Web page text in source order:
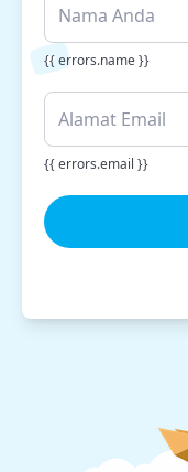
{{ errors.name }}
{{ errors.email }}